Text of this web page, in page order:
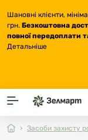
Шановні клієнти,
грн. Безкоштовна
повної передоплати
Детальніше
Засоби захисту